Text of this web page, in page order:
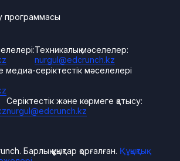
программасы
Техникалық мәселелер:
nurgul@edcrunch.kz
серіктестік мәселелері
Серіктестік және көрмеге қатысу:
nurgul@edcrunch.kz
Барлық құқықтар қорғалған. Құқықтық